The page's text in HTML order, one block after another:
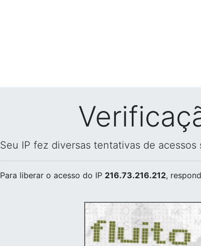
Seu IP fez diversas tentativas de
Para liberar o acesso do IP 216.73.216.212,